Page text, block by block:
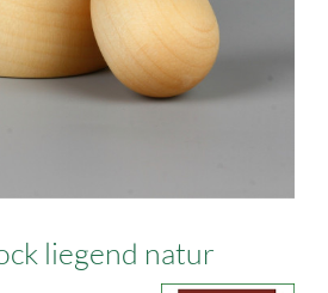
liegend natur